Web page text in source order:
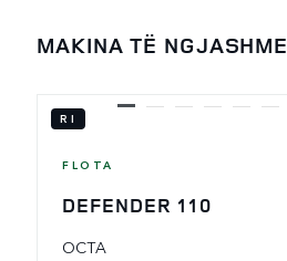
MAKINA TË NGJASHME
RI
FLOTA
DEFENDER 110
OCTA